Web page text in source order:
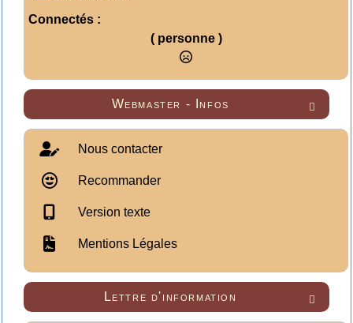
Connectés :
( personne )

Webmaster - Infos
Nous contacter
Recommander
Version texte
Mentions Légales

Lettre d'information